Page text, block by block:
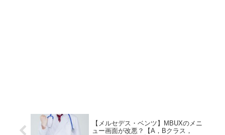
【メルセデス・ベンツ】MBUXのメニ
ュー画面が改悪？【A，Bクラス，